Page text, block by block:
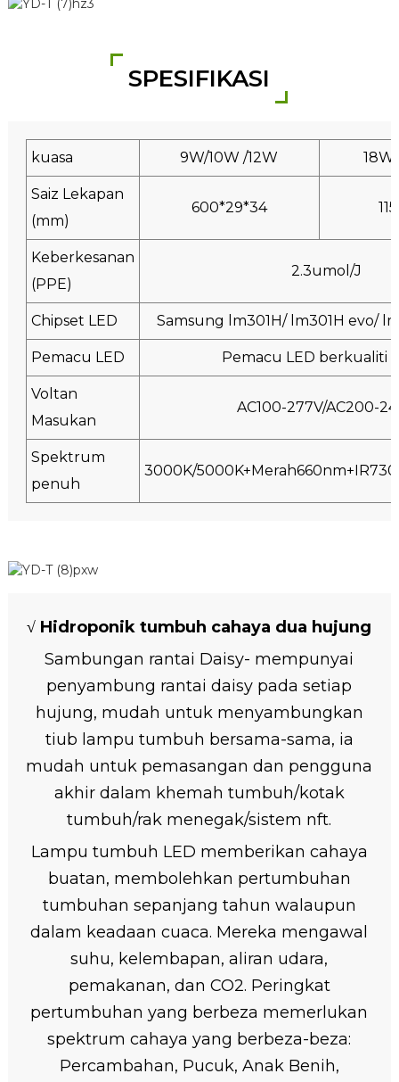
SPESIFIKASI
kuasa 9W/10W /12W
Saiz Lekapan
(mm)
600*29*34
Keberkesanan
(PPE)
2.3umol/J
Chipset LED Samsung lm301H/ lm301H evo/
Pemacu LED Pemacu LED berkualiti
Voltan
Masukan
AC100-277V/AC200-
Spektrum
penuh
3000K/
√ Hidroponik tumbuh cahaya dua hujung
Sambungan rantai Daisy- mempunyai
penyambung rantai daisy pada setiap
hujung, mudah untuk menyambungkan
tiub lampu tumbuh bersama-sama, ia
mudah untuk pemasangan dan pengguna
akhir dalam khemah tumbuh/kotak
tumbuh/rak menegak/sistem nft.
Lampu tumbuh LED memberikan cahaya
buatan, membolehkan pertumbuhan
tumbuhan sepanjang tahun walaupun
dalam keadaan cuaca. Mereka mengawal
suhu, kelembapan, aliran udara,
pemakanan, dan CO2. Peringkat
pertumbuhan yang berbeza memerlukan
spektrum cahaya yang berbeza-beza:
Percambahan, Pucuk, Anak Benih,